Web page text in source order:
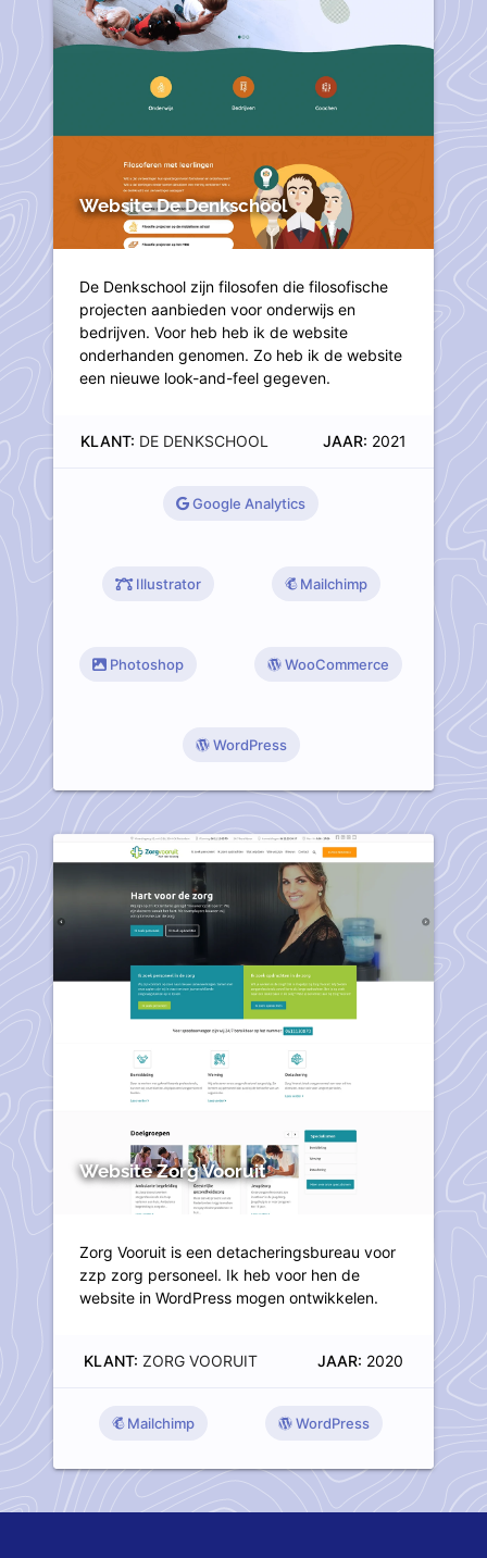
Website De Denkschool
De Denkschool zijn filosofen die filosofische
projecten aanbieden voor onderwijs en
bedrijven. Voor heb heb ik de website
onderhanden genomen. Zo heb ik de website
een nieuwe look-and-feel gegeven.
KLANT: DE DENKSCHOOL JAAR: 2021
Google Analytics
Illustrator Mailchimp
Photoshop WooCommerce
WordPress
Website Zorg Vooruit
Zorg Vooruit is een detacheringsbureau voor
zzp zorg personeel. Ik heb voor hen de
website in WordPress mogen ontwikkelen.
KLANT: ZORG VOORUIT JAAR: 2020
Mailchimp WordPress